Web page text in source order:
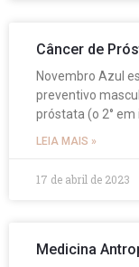
Câncer de
Novembro Azul
preventivo
próstata (o 2°
LEIA MAIS »
17 de abril de 2023
Medicina